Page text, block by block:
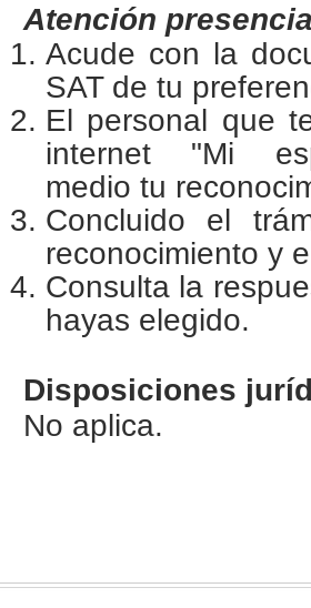
Atención
Acude con la
SAT de tu
El personal que
internet "Mi
medio tu
Concluido el
reconocimiento y
Consulta la
hayas elegido.
Disposiciones
No aplica.